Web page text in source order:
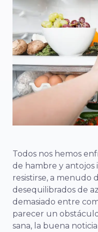
Todos nos hemos
de hambre y antojos
resistirse, a menudo
desequilibrados de
demasiado entre
parecer un
sana, la buena